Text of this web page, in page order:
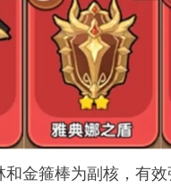
金箍棒为副核，有